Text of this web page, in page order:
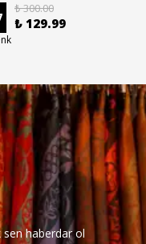
₺ 300.00
₺ 129.99
ㅤㅤ
sen haberdar ol